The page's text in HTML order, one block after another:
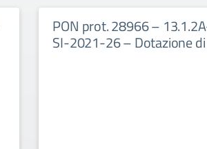
PON prot. 28966 –
SI-2021-26 – Dotazione